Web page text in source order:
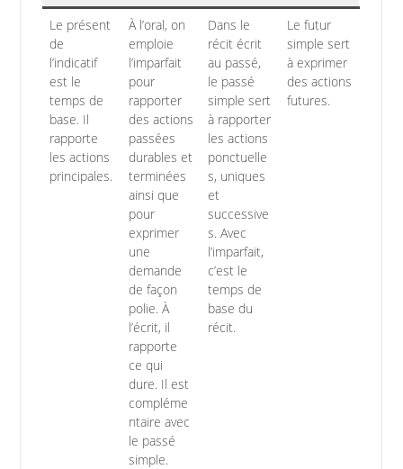
Le présent
de
l’indicatif
est le
temps de
base. Il
rapporte
les actions
principales.
À l’oral, on
emploie
l’imparfait
pour
rapporter
des actions
passées
durables et
terminées
ainsi que
pour
exprimer
une
demande
de façon
polie. À
l’écrit, il
rapporte
ce qui
dure. Il est
compléme
ntaire avec
le passé
simple.
Dans le
récit écrit
au passé,
le passé
simple sert
à rapporter
les actions
ponctuelle
s, uniques
et
successive
s. Avec
l’imparfait,
c’est le
temps de
base du
récit.
Le futur
simple sert
à exprimer
des actions
futures.